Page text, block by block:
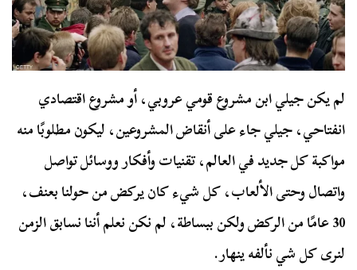
لم يكن جيلي ابن مشروع قومي عروبي، أو مشروع اقتصادي
انفتاحي، جيلي جاء على أنقاض المشروعين، ليكون مطلوبًا منه
مواكبة كل جديد في العالم، تقنيات وأفكار ووسائل تواصل
واتصال وحتى الألعاب، كل شيء كان يركض من حولنا بعنف،
30 عامًا من الركض ولكن ببساطة، لم نكن نعلم أننا نسابق الزمن
لنرى كل شي نألفه ينهار.